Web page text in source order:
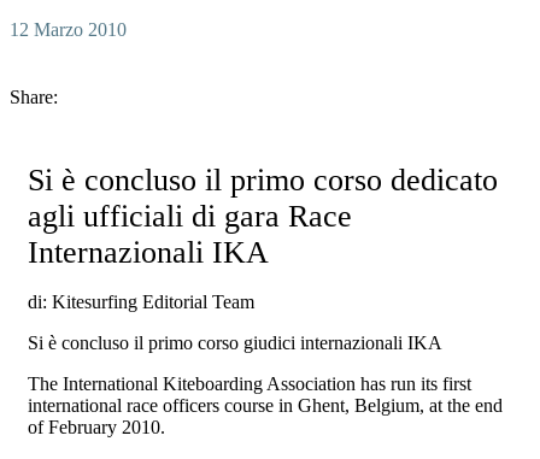
12 Marzo 2010
Share:
Si è concluso il primo corso dedicato
agli ufficiali di gara Race
Internazionali IKA
di: Kitesurfing Editorial Team
Si è concluso il primo corso giudici internazionali IKA
The International Kiteboarding Association has run its first
international race officers course in Ghent, Belgium, at the end
of February 2010.